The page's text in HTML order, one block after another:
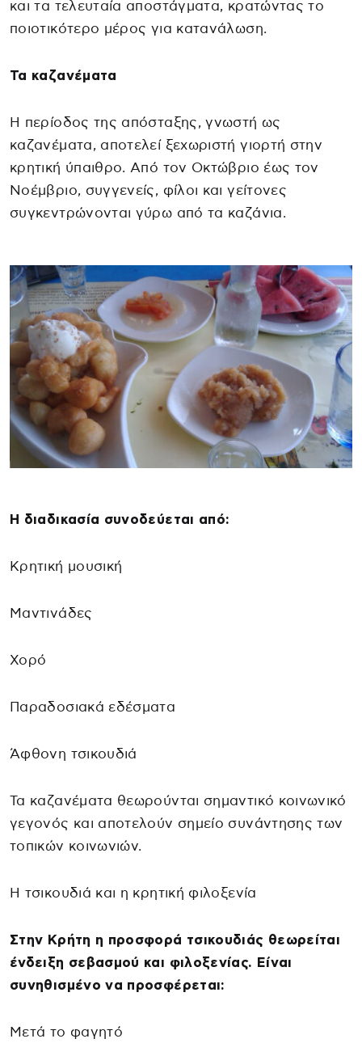
και τα τελευταία αποστάγματα, κρατώντας το
ποιοτικότερο μέρος για κατανάλωση.
Τα καζανέματα
Η περίοδος της απόσταξης, γνωστή ως
καζανέματα, αποτελεί ξεχωριστή γιορτή στην
κρητική ύπαιθρο. Από τον Οκτώβριο έως τον
Νοέμβριο, συγγενείς, φίλοι και γείτονες
συγκεντρώνονται γύρω από τα καζάνια.
Η διαδικασία συνοδεύεται από:
Κρητική μουσική
Μαντινάδες
Χορό
Παραδοσιακά εδέσματα
Άφθονη τσικουδιά
Τα καζανέματα θεωρούνται σημαντικό κοινωνικό
γεγονός και αποτελούν σημείο συνάντησης των
τοπικών κοινωνιών.
Η τσικουδιά και η κρητική φιλοξενία
Στην Κρήτη η προσφορά τσικουδιάς θεωρείται
ένδειξη σεβασμού και φιλοξενίας. Είναι
συνηθισμένο να προσφέρεται:
Μετά το φαγητό